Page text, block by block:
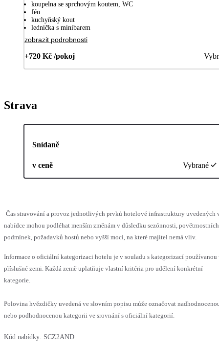
koupelna se sprchovým koutem, WC
fén
kuchyňský kout
lednička s minibarem
zobrazit podrobnosti
+720 Kč /pokoj
Strava
Snídaně
v ceně Vybrané
Čas stravování a provoz jednotlivých prvků hotelové infrastruktury uvedených
nabídce mohou podléhat menším změnám v důsledku sezónnosti, povětrnostních
podmínek, požadavků hostů nebo vyšší moci, na které majitel nemá vliv.
Informace o oficiální kategorizaci hotelu je v souladu s kategorizací používanou
příslušné zemi. Každá země uplatňuje vlastní kritéria pro udělení konkrétní
kategorie.
Polovina hvězdičky uvedená ve slovním popisu může označovat
nebo podhodnocenou kategorii ve srovnání s oficiální kategorií.
Kód nabídky: SCZ2AND